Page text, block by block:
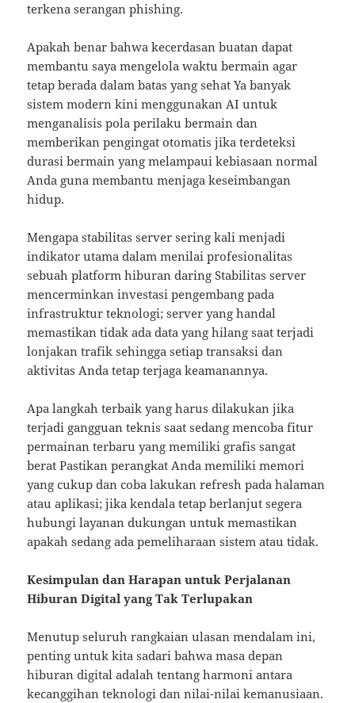
terkena serangan phishing.
Apakah benar bahwa kecerdasan buatan dapat
membantu saya mengelola waktu bermain agar
tetap berada dalam batas yang sehat Ya banyak
sistem modern kini menggunakan AI untuk
menganalisis pola perilaku bermain dan
memberikan pengingat otomatis jika terdeteksi
durasi bermain yang melampaui kebiasaan normal
Anda guna membantu menjaga keseimbangan
hidup.
Mengapa stabilitas server sering kali menjadi
indikator utama dalam menilai profesionalitas
sebuah platform hiburan daring Stabilitas server
mencerminkan investasi pengembang pada
infrastruktur teknologi; server yang handal
memastikan tidak ada data yang hilang saat terjadi
lonjakan trafik sehingga setiap transaksi dan
aktivitas Anda tetap terjaga keamanannya.
Apa langkah terbaik yang harus dilakukan jika
terjadi gangguan teknis saat sedang mencoba fitur
permainan terbaru yang memiliki grafis sangat
berat Pastikan perangkat Anda memiliki memori
yang cukup dan coba lakukan refresh pada halaman
atau aplikasi; jika kendala tetap berlanjut segera
hubungi layanan dukungan untuk memastikan
apakah sedang ada pemeliharaan sistem atau tidak.
Kesimpulan dan Harapan untuk Perjalanan
Hiburan Digital yang Tak Terlupakan
Menutup seluruh rangkaian ulasan mendalam ini,
penting untuk kita sadari bahwa masa depan
hiburan digital adalah tentang harmoni antara
kecanggihan teknologi dan nilai-nilai kemanusiaan.